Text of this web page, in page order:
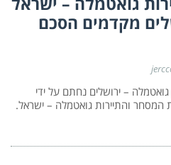
מקדמים הסכם
– ירושלים נחתם על ידי
והתיירות גואטמלה – ישראל.